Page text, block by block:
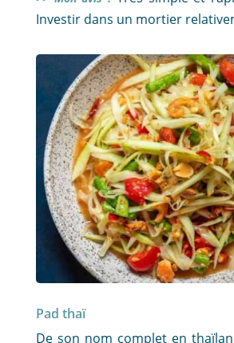
Investir dans un mortier
Pad thaï
De son nom complet en